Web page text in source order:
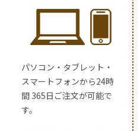
パソコン・タブレット・
スマートフォンから24時
間 365日ご注文が可能で
す。